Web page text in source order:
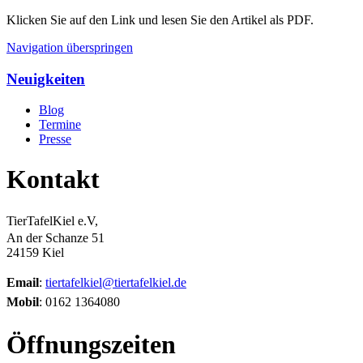
Klicken Sie auf den Link und lesen Sie den Artikel als PDF.
Navigation überspringen
Neuigkeiten
Blog
Termine
Presse
Kontakt
TierTafelKiel e.V,
An der Schanze 51
24159 Kiel
Email: tiertafelkiel@tiertafelkiel.de
Mobil: 0162 1364080
Öffnungszeiten